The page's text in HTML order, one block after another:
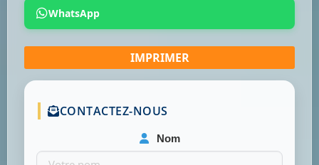
WhatsApp
CONTACTEZ-NOUS
Nom